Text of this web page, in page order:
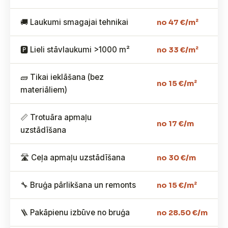
🚚 Laukumi smagajai tehnikai no 47 €/m²
🅿️ Lieli stāvlaukumi >1000 m² no 33 €/m²
🧱 Tikai ieklāšana (bez
materiāliem)
no 15 €/m²
📏 Trotuāra apmaļu
uzstādīšana
no 17 €/m
🛣️ Ceļa apmaļu uzstādīšana no 30 €/m
🔧 Bruģa pārlikšana un remonts no 15 €/m²
🪜 Pakāpienu izbūve no bruģa no 28.50 €/m